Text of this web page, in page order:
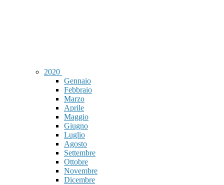
2020
Gennaio
Febbraio
Marzo
Aprile
Maggio
Giugno
Luglio
Agosto
Settembre
Ottobre
Novembre
Dicembre